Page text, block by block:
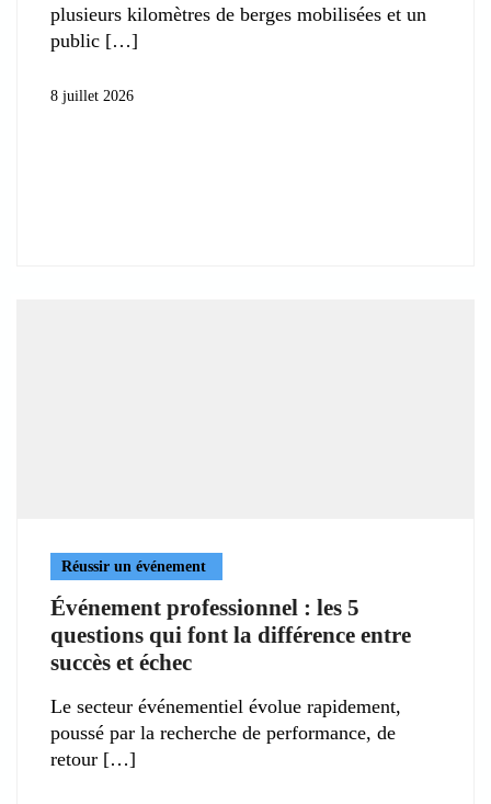
plusieurs kilomètres de berges mobilisées et un
public
8 juillet 2026
Réussir un événement
Événement professionnel : les 5
questions qui font la différence entre
succès et échec
Le secteur événementiel évolue rapidement,
poussé par la recherche de performance, de
retour